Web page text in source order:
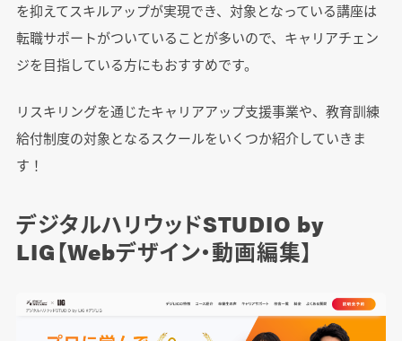
を抑えてスキルアップが実現でき、対象となっている講座は
転職サポートがついていることが多いので、キャリアチェン
ジを目指している方にもおすすめです。
リスキリングを通じたキャリアアップ支援事業や、教育訓練
給付制度の対象となるスクールをいくつか紹介していきま
す！
デジタルハリウッドSTUDIO by
LIG【Webデザイン・動画編集】